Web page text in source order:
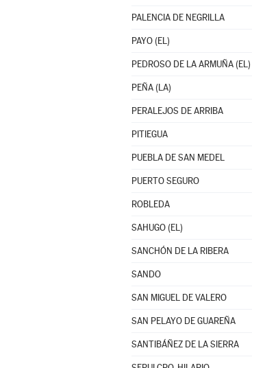
PALENCIA DE NEGRILLA
PAYO (EL)
PEDROSO DE LA ARMUÑA (EL)
PEÑA (LA)
PERALEJOS DE ARRIBA
PITIEGUA
PUEBLA DE SAN MEDEL
PUERTO SEGURO
ROBLEDA
SAHUGO (EL)
SANCHÓN DE LA RIBERA
SANDO
SAN MIGUEL DE VALERO
SAN PELAYO DE GUAREÑA
SANTIBÁÑEZ DE LA SIERRA